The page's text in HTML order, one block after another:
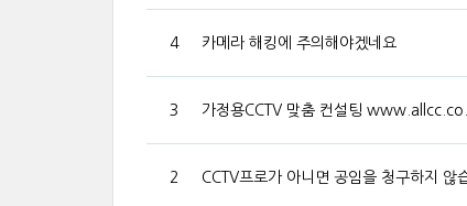
4 카메라 해킹에 주의해야겠네요
3 가정용CCTV 맞춤 컨설팅
2 CCTV프로가 아니면 공임을 청구하지